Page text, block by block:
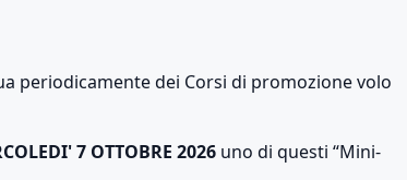
periodicamente dei Corsi di promozione volo
7 OTTOBRE 2026 uno di questi “Mini-